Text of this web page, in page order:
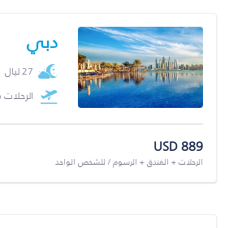
دبي
27 ليال
USD 889
الرحلات + الفندق + الرسوم / للشخص الواحد